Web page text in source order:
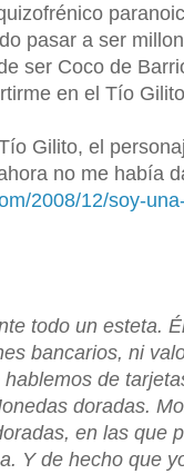
pasar a ser
ser Coco de
en el Tío
Gilito, el
no me había
2008/12/soy-
todo un esteta.
bancarios, ni
de
doradas.
en las que
Y de hecho que